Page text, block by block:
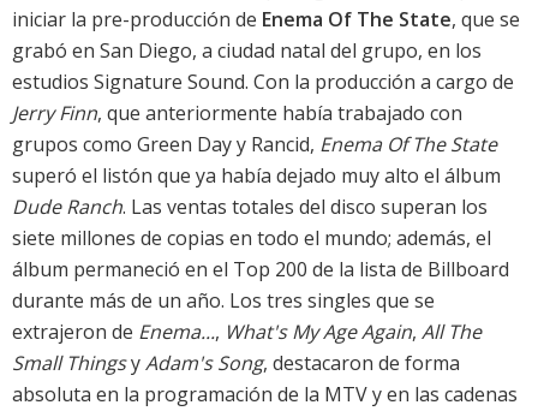
iniciar la pre-producción de Enema Of The State, que se
grabó en San Diego, a ciudad natal del grupo, en los
estudios Signature Sound. Con la producción a cargo de
Jerry Finn, que anteriormente había trabajado con
grupos como Green Day y Rancid, Enema Of The State
superó el listón que ya había dejado muy alto el álbum
Dude Ranch. Las ventas totales del disco superan los
siete millones de copias en todo el mundo; además, el
álbum permaneció en el Top 200 de la lista de Billboard
durante más de un año. Los tres singles que se
extrajeron de Enema..., What's My Age Again, All The
Small ThingsyAdam's Song, destacaron de forma
absoluta en la programación de la MTV y en las cadenas